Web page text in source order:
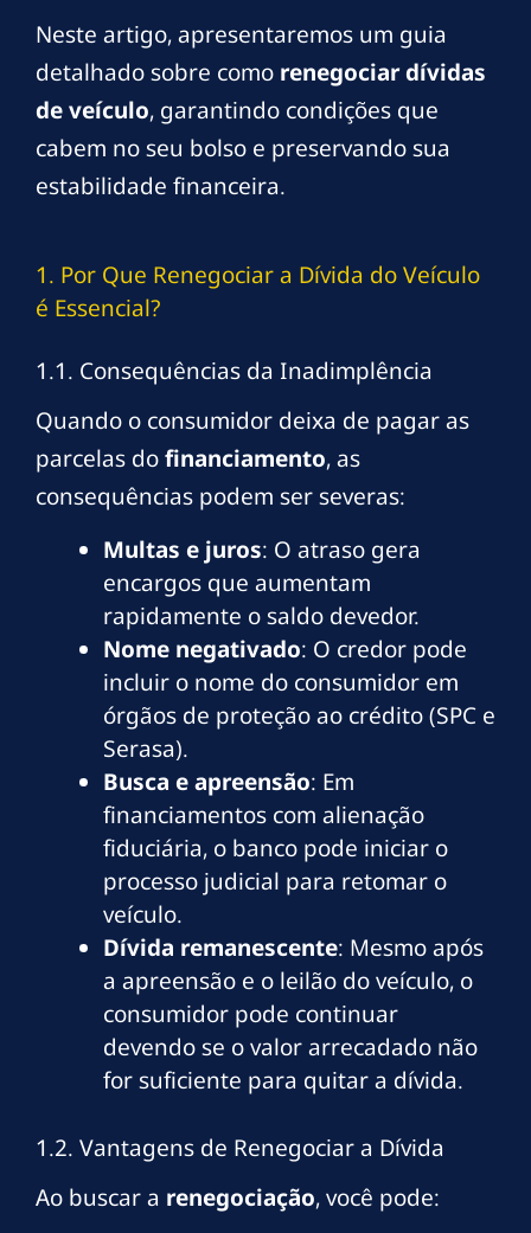
Neste artigo, apresentaremos um guia
detalhado sobre como renegociar dívidas
de veículo, garantindo condições que
cabem no seu bolso e preservando sua
estabilidade financeira.
1. Por Que Renegociar a Dívida do Veículo
é Essencial?
1.1. Consequências da Inadimplência
Quando o consumidor deixa de pagar as
parcelas dofinanciamento, as
consequências podem ser severas:
Multas e juros: O atraso gera
encargos que aumentam
rapidamente o saldo devedor.
Nome negativado: O credor pode
incluir o nome do consumidor em
órgãos de proteção ao crédito (SPC e
Serasa).
Busca e apreensão: Em
financiamentos com alienação
fiduciária, o banco pode iniciar o
processo judicial para retomar o
veículo.
Dívida remanescente: Mesmo após
a apreensão e o leilão do veículo, o
consumidor pode continuar
devendo se o valor arrecadado não
for suficiente para quitar a dívida.
1.2. Vantagens de Renegociar a Dívida
Ao buscar a renegociação, você pode: